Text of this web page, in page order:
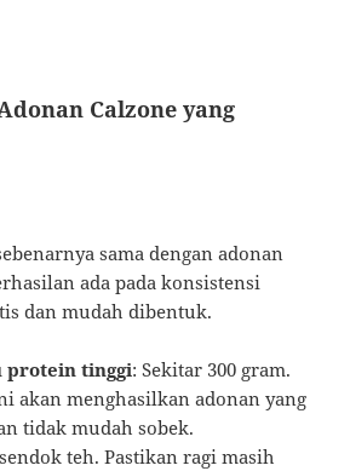
Calzone yang
sama dengan adonan
ada pada konsistensi
dan mudah dibentuk.
protein tinggi: Sekitar 300 gram.
akan menghasilkan adonan yang
tidak mudah sobek.
teh. Pastikan ragi masih